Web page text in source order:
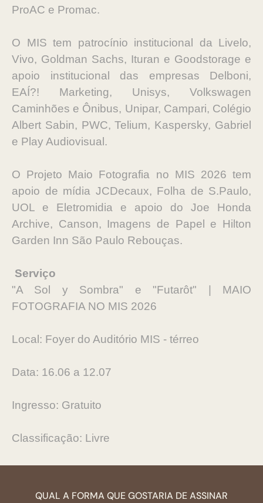
ProAC e Promac.
O MIS tem patrocínio institucional da Livelo,
Vivo, Goldman Sachs, Ituran e Goodstorage e
apoio institucional das empresas Delboni,
EAÍ?! Marketing, Unisys, Volkswagen
Caminhões e Ônibus, Unipar, Campari, Colégio
Albert Sabin, PWC, Telium, Kaspersky, Gabriel
e Play Audiovisual.
O Projeto Maio Fotografia no MIS 2026 tem
apoio de mídia JCDecaux, Folha de S.Paulo,
UOL e Eletromidia e apoio do Joe Honda
Archive, Canson, Imagens de Papel e Hilton
Garden Inn São Paulo Rebouças.
Serviço
"A Sol y Sombra" e "Futarôt" | MAIO
FOTOGRAFIA NO MIS 2026
Local: Foyer do Auditório MIS - térreo
Data: 16.06 a 12.07
Ingresso: Gratuito
Classificação: Livre
QUAL A FORMA QUE GOSTARIA DE ASSINAR